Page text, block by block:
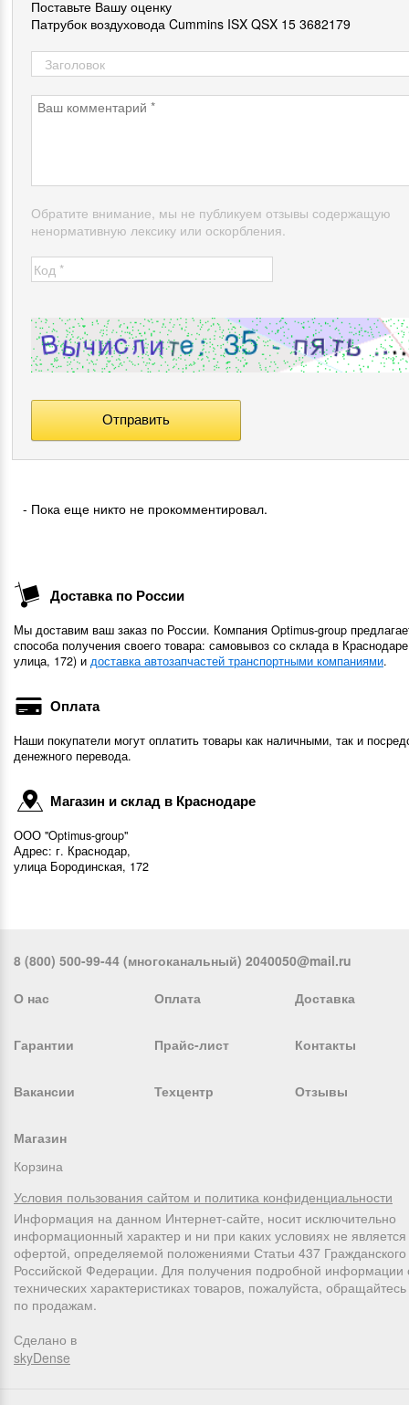
Поставьте Вашу оценку
Патрубок воздуховода Cummins ISX QSX 15 3682179
Обратите внимание, мы не публикуем отзывы содержащую
ненормативную лексику или оскорбления.
- Пока еще никто не прокомментировал.
Доставка по России
Мы доставим ваш заказ по России. Компания Optimus-group
способа получения своего товара: самовывоз со склада в
улица, 172) и доставка автозапчастей транспортными компаниями.
Оплата
Наши покупатели могут оплатить товары как наличными, так и
денежного перевода.
Магазин и склад в Краснодаре
ООО "Optimus-group"
Адрес: г. Краснодар,
улица Бородинская, 172
8 (800) 500-99-44 (многоканальный) 2040050@mail.ru
О нас Оплата Доставка
Гарантии Прайс-лист Контакты
Вакансии Техцентр Отзывы
Магазин
Корзина
Условия пользования сайтом и политика конфиденциальности
Информация на данном Интернет-сайте, носит исключительно
информационный характер и ни при каких условиях не
офертой, определяемой положениями Статьи 437 Гражданского
Российской Федерации. Для получения подробной информации
технических характеристиках товаров, пожалуйста,
по продажам.
Сделано в
skyDense